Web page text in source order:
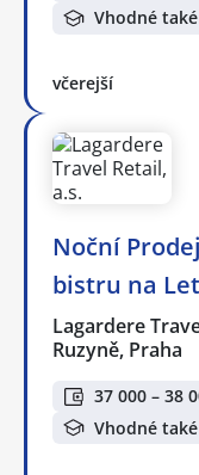
Vhodné
včerejší
Noční
bistru na
Lagardere
Ruzyně, Praha
37 000 – 38
Vhodné